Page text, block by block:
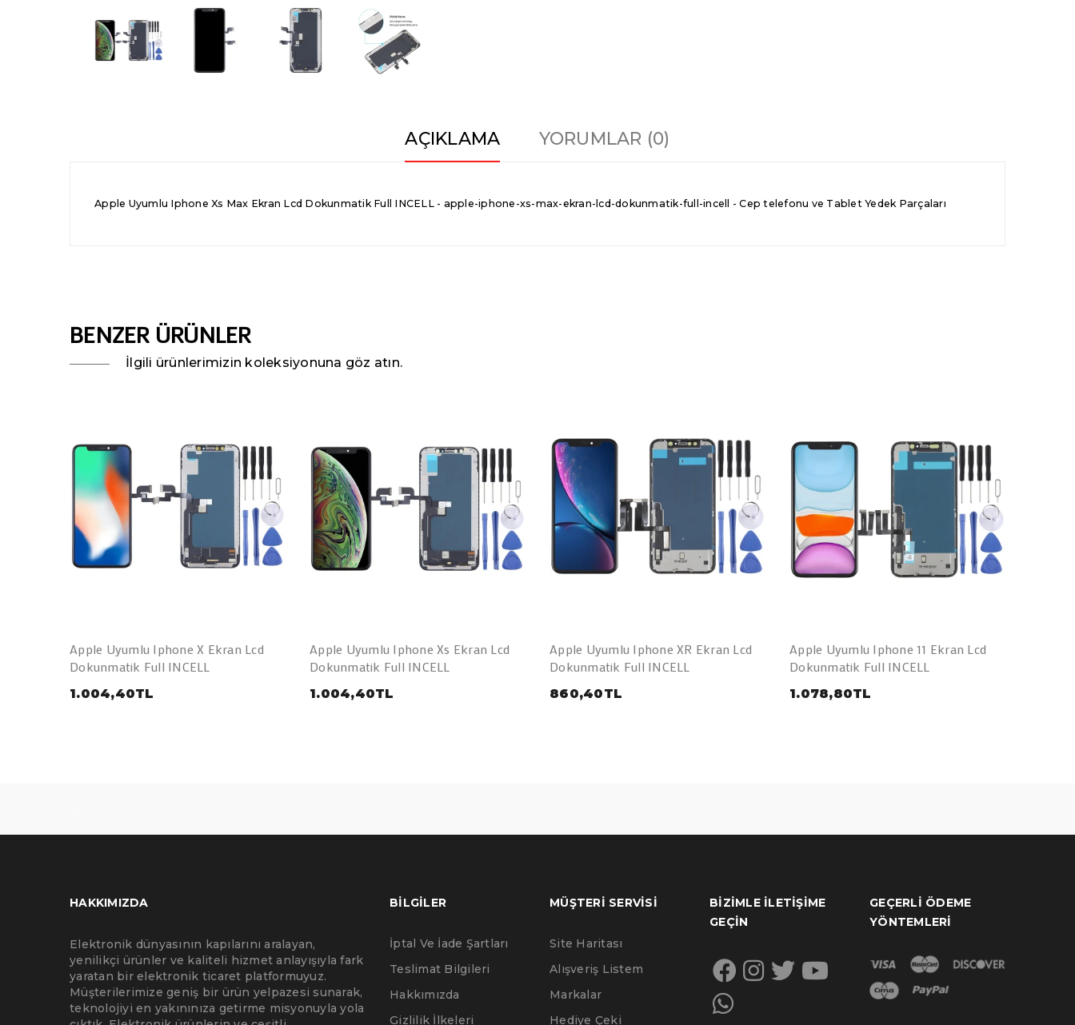
AÇIKLAMA YORUMLAR (0)
Apple Uyumlu Iphone Xs Max Ekran Lcd Dokunmatik Full INCELL - apple-iphone-xs-max-ekran-lcd-dokunmatik-full-incell - Cep telefonu ve Tablet Yedek Parçaları
BENZER ÜRÜNLER
İlgili ürünlerimizin koleksiyonuna göz atın.
Apple Uyumlu Iphone X Ekran Lcd
Dokunmatik Full INCELL
1.004,40TL
Apple Uyumlu Iphone Xs Ekran Lcd
Dokunmatik Full INCELL
1.004,40TL
Apple Uyumlu Iphone XR Ekran Lcd
Dokunmatik Full INCELL
860,40TL
Apple Uyumlu Iphone 11 Ekran Lcd
Dokunmatik Full INCELL
1.078,80TL
HAKKIMIZDA
Elektronik dünyasının kapılarını aralayan,
yenilikçi ürünler ve kaliteli hizmet anlayışıyla fark
yaratan bir elektronik ticaret platformuyuz.
Müşterilerimize geniş bir ürün yelpazesi sunarak,
teknolojiyi en yakınınıza getirme misyonuyla yola
BILGILER
İptal Ve İade Şartları
Teslimat Bilgileri
Hakkımızda
Gizlilik İlkeleri
MÜŞTERI SERVISI
Site Haritası
Alışveriş Listem
Markalar
Hediye Çeki
BIZIMLE İLETIŞIME
GEÇIN
GEÇERLI ÖDEME
YÖNTEMLERI